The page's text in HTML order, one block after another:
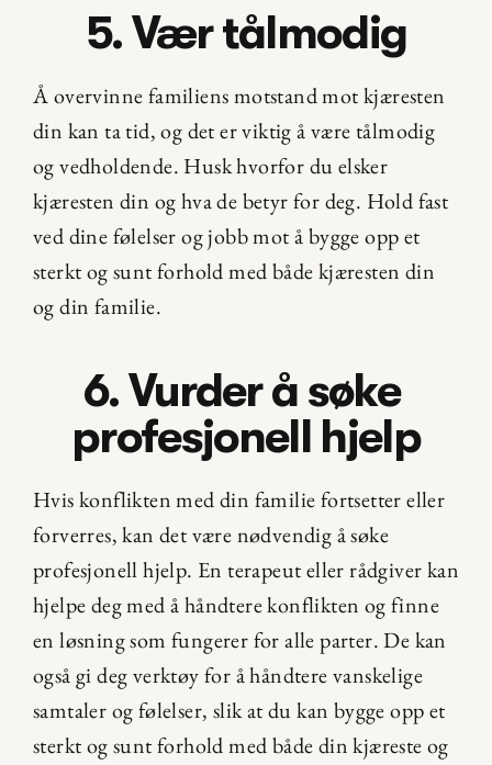
5. Vær tålmodig
Å overvinne familiens motstand mot kjæresten
din kan ta tid, og det er viktig å være tålmodig
og vedholdende. Husk hvorfor du elsker
kjæresten din og hva de betyr for deg. Hold fast
ved dine følelser og jobb mot å bygge opp et
sterkt og sunt forhold med både kjæresten din
og din familie.
6. Vurder å søke
profesjonell hjelp
Hvis konflikten med din familie fortsetter eller
forverres, kan det være nødvendig å søke
profesjonell hjelp. En terapeut eller rådgiver kan
hjelpe deg med å håndtere konflikten og finne
en løsning som fungerer for alle parter. De kan
også gi deg verktøy for å håndtere vanskelige
samtaler og følelser, slik at du kan bygge opp et
sterkt og sunt forhold med både din kjæreste og